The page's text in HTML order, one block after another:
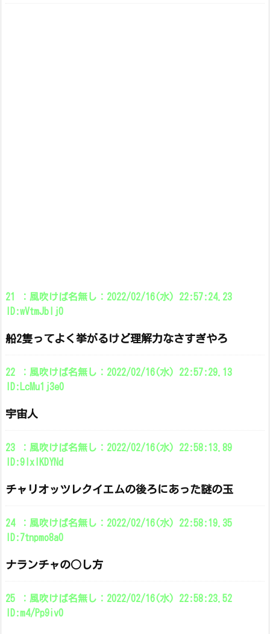
21 ：風吹けば名無し：2022/02/16(水) 22:57:24.23
ID:wVtmJbIj0
船2隻ってよく挙がるけど理解力なさすぎやろ
22 ：風吹けば名無し：2022/02/16(水) 22:57:29.13
ID:LcMu1j3e0
宇宙人
23 ：風吹けば名無し：2022/02/16(水) 22:58:13.89
ID:9IxlKDYNd
チャリオッツレクイエムの後ろにあった謎の玉
24 ：風吹けば名無し：2022/02/16(水) 22:58:19.35
ID:7tnpmo8a0
ナランチャの○し方
25 ：風吹けば名無し：2022/02/16(水) 22:58:23.52
ID:m4/Pp9iv0